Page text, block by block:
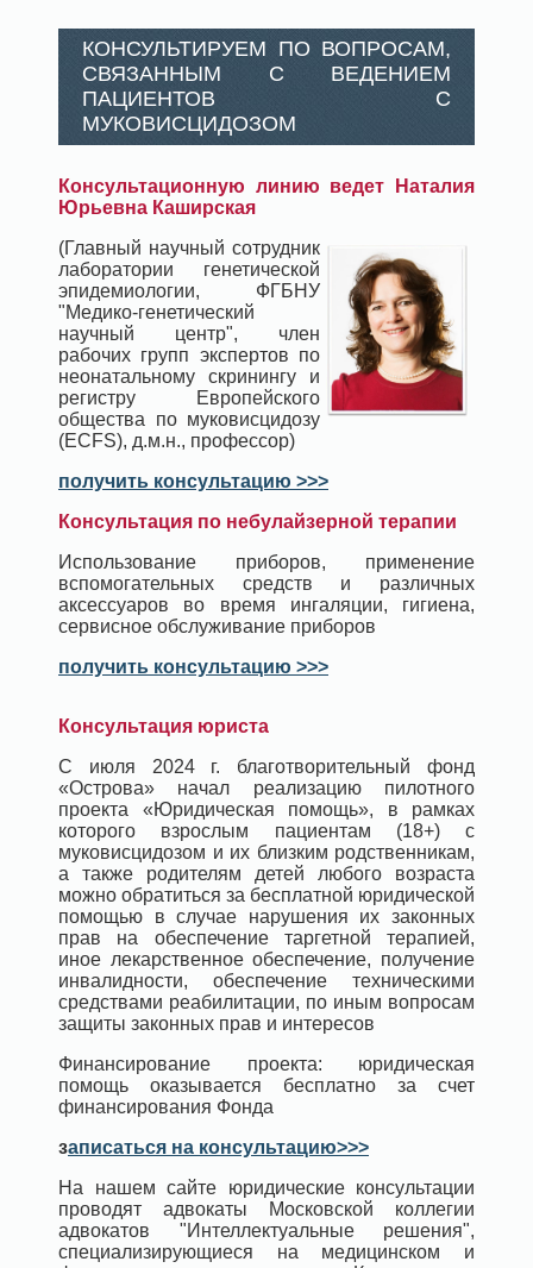
КОНСУЛЬТИРУЕМ ПО ВОПРОСАМ,
СВЯЗАННЫМ С ВЕДЕНИЕМ
ПАЦИЕНТОВ С
МУКОВИСЦИДОЗОМ
Консультационную линию ведет Наталия
Юрьевна Каширская
(Главный научный сотрудник
лаборатории генетической
эпидемиологии, ФГБНУ
"Медико-генетический
научный центр", член
рабочих групп экспертов по
неонатальному скринингу и
регистру Европейского
общества по муковисцидозу
(ECFS), д.м.н., профессор)
получить консультацию >>>
Консультация по небулайзерной терапии
Использование приборов, применение
вспомогательных средств и различных
аксессуаров во время ингаляции, гигиена,
сервисное обслуживание приборов
получить консультацию >>>
Консультация юриста
С июля 2024 г. благотворительный фонд
«Острова» начал реализацию пилотного
проекта «Юридическая помощь», в рамках
которого взрослым пациентам (18+) с
муковисцидозом и их близким родственникам,
а также родителям детей любого возраста
можно обратиться за бесплатной юридической
помощью в случае нарушения их законных
прав на обеспечение таргетной терапией,
иное лекарственное обеспечение, получение
инвалидности, обеспечение техническими
средствами реабилитации, по иным вопросам
защиты законных прав и интересов
Финансирование проекта: юридическая
помощь оказывается бесплатно за счет
финансирования Фонда
записаться на консультацию>>>
На нашем сайте юридические консультации
проводят адвокаты Московской коллегии
адвокатов "Интеллектуальные решения",
специализирующиеся на медицинском и